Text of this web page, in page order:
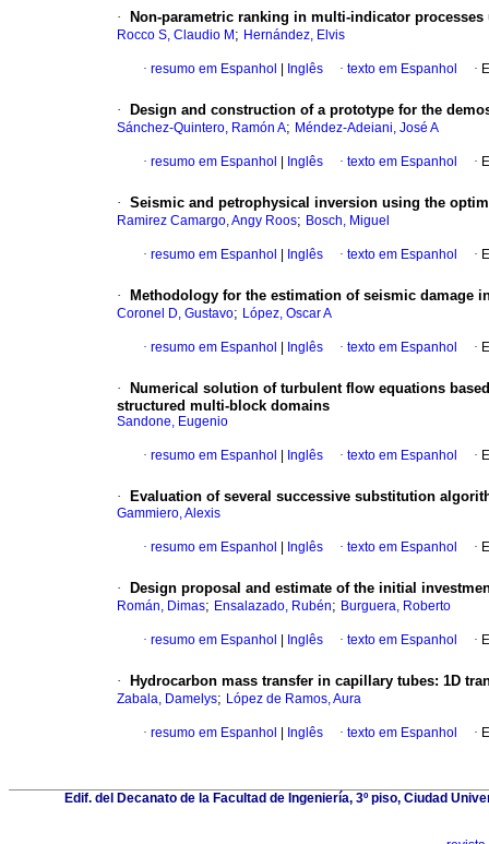
· Non-parametric ranking in multi-indicator
Rocco S, Claudio M ; Hernández, Elvis
· resumo em Espanhol Inglês · texto em Espanhol ·
· Design and construction of a prototype for the
Sánchez-Quintero, Ramón A; Méndez-Adeiani, José A
· resumo em Espanhol Inglês · texto em Espanhol ·
· Seismic and petrophysical inversion using the
Ramirez Camargo, Angy Roos; Bosch, Miguel
· resumo em Espanhol Inglês · texto em Espanhol ·
· Methodology for the estimation of seismic damage
Coronel D, Gustavo; López, Oscar A
· resumo em Espanhol Inglês · texto em Espanhol ·
·
Numerical solution of turbulent flow equations
structured multi-block domains
Sandone, Eugenio
· resumo em Espanhol Inglês · texto em Espanhol ·
· Evaluation of several successive substitution
Gammiero, Alexis
· resumo em Espanhol Inglês · texto em Espanhol ·
· Design proposal and estimate of the initial
Román, Dimas; Ensalazado, Rubén; Burguera, Roberto
· resumo em Espanhol Inglês · texto em Espanhol ·
· Hydrocarbon mass transfer in capillary tubes: 1D
Zabala, Damelys; López de Ramos, Aura
· resumo em Espanhol Inglês · texto em Espanhol ·
Edif. del Decanato de la Facultad de Ingeniería, 3º piso, Ciudad